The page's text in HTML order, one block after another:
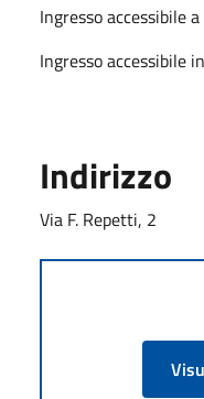
Ingresso accessibile
Ingresso accessibile
Indirizzo
Via F. Repetti, 2